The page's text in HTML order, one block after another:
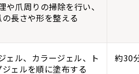
や爪周りの掃除を行い、
の長さや形を整える
ェル、カラージェル、ト
ジェルを順に塗布する
約30